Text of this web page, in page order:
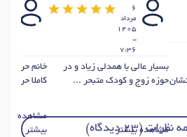
6
مرداد
1405
-
7:36
بسیار عالی با همدلی زیاد و در
حوزه زوج و کودک متبحر ...
مشاهده بیشتر
خانم حرمتی
کاملا حرفه
مشاهده
بیشتر
(23 دیدگاه)